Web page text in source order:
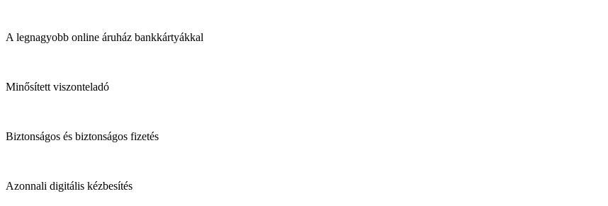
A legnagyobb online áruház bankkártyákkal
Minősített viszonteladó
Biztonságos és biztonságos fizetés
Azonnali digitális kézbesítés